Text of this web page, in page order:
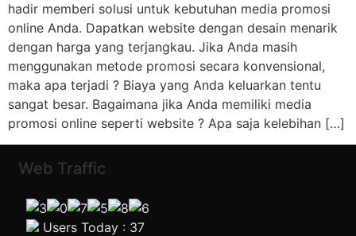
hadir memberi solusi untuk kebutuhan media promosi
online Anda. Dapatkan website dengan desain menarik
dengan harga yang terjangkau. Jika Anda masih
menggunakan metode promosi secara konvensional,
maka apa terjadi ? Biaya yang Anda keluarkan tentu
sangat besar. Bagaimana jika Anda memiliki media
promosi online seperti website ? Apa saja kelebihan […]
Web Traffic
Users Today : 37